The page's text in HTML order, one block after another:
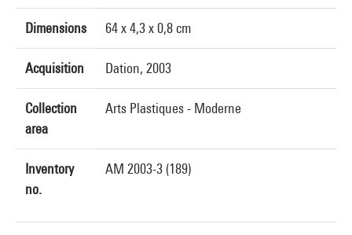
Dimensions 64 x 4,3 x 0,8 cm
Acquisition Dation, 2003
Collection
area
Arts Plastiques - Moderne
Inventory
no.
AM 2003-3 (189)